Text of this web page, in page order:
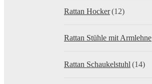
Rattan Hocker(12)
Rattan Stühle mit Armlehne
Rattan Schaukelstuhl (14)